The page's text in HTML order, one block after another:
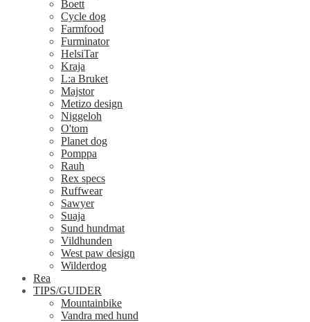
Boett
Cycle dog
Farmfood
Furminator
HelsiTar
Kraja
L:a Bruket
Majstor
Metizo design
Niggeloh
O'tom
Planet dog
Pomppa
Rauh
Rex specs
Ruffwear
Sawyer
Suaja
Sund hundmat
Vildhunden
West paw design
Wilderdog
Rea
TIPS/GUIDER
Mountainbike
Vandra med hund